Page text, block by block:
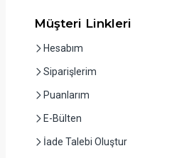
Müşteri Linkleri
Hesabım
Siparişlerim
Puanlarım
E-Bülten
İade Talebi Oluştur